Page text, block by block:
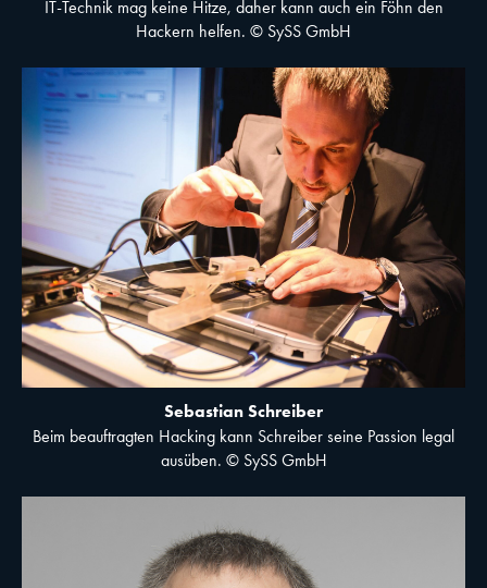
IT-Technik mag keine Hitze, daher kann auch ein Föhn den
Hackern helfen. © SySS GmbH
Sebastian Schreiber
Beim beauftragten Hacking kann Schreiber seine Passion legal
ausüben. © SySS GmbH